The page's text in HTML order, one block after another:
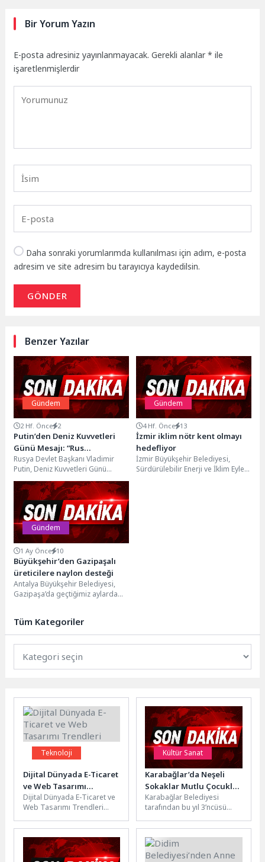
Bir Yorum Yazın
E-posta adresiniz yayınlanmayacak. Gerekli alanlar* ile
işaretlenmişlerdir
Daha sonraki yorumlarımda kullanılması için adım, e-posta
adresim ve site adresim bu tarayıcıya kaydedilsin.
GÖNDER
Benzer Yazılar
Gündem
2 Hf. Önce 2
Putin’den Deniz Kuvvetleri
Günü Mesajı: “Rus
Donanması Güçlenmeye
Devam Ediyor”
Rusya Devlet Başkanı Vladimir
Putin, Deniz Kuvvetleri Günü
dolayısıyla yayımladığı mesajda
Rus Donanması'nın ülkenin
savunmasındaki...
Gündem
4 Hf. Önce 13
İzmir iklim nötr kent olmayı
hedefliyor
İzmir Büyükşehir Belediyesi,
Sürdürülebilir Enerji ve İklim Eylem
Gündem
1 Ay Önce 10
Büyükşehir’den Gazipaşalı
üreticilere naylon desteği
Antalya Büyükşehir Belediyesi,
Gazipaşa’da geçtiğimiz aylarda
Tüm Kategoriler
Teknoloji
Dijital Dünyada E-Ticaret
ve Web Tasarımı
Trendleri
Dijital Dünyada E-Ticaret ve
Web Tasarımı Trendleri
dünyasındaki sürekli
değişen trendlere...
Kültür Sanat
Karabağlar’da Neşeli
Sokaklar Mutlu Çocuklar
Şenliği yoğun katılımla
başladı
Karabağlar Belediyesi
tarafından bu yıl 3’ncüsü
Mutlu Çocuklar Şenliği”
başladı. Güzel bir...